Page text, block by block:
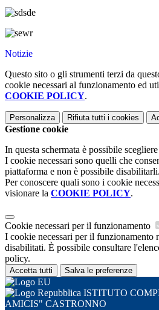
Notizie
Questo sito o gli strumenti terzi da
cookie necessari al funzionamento ed
COOKIE POLICY.
Personalizza Rifiuta tutti i cookies
Gestione cookie
In questa schermata è possibile
I cookie necessari sono quelli che
piattaforma e non è possibile disabilitarli.
Per conoscere quali sono i cookie
visionare la COOKIE POLICY.
Cookie necessari per il funzionamento
I cookie necessari per il funzionamento
disabilitati. È possibile consultare
policy.
Accetta tutti Salva le preferenze
ISTITUTO
AMICIS" CASTRONNO